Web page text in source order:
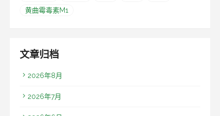
黄曲霉毒素M1
文章归档
2026年8月
2026年7月